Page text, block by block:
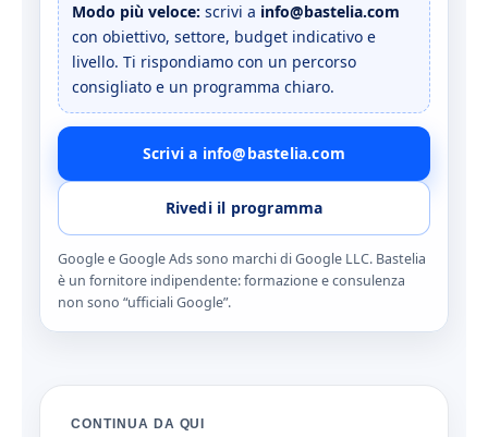
Modo più veloce: scrivi a info@bastelia.com
con obiettivo, settore, budget indicativo e
livello. Ti rispondiamo con un percorso
consigliato e un programma chiaro.
Scrivi a info@bastelia.com
Rivedi il programma
Google e Google Ads sono marchi di Google LLC. Bastelia
è un fornitore indipendente: formazione e consulenza
non sono “ufficiali Google”.
CONTINUA DA QUI